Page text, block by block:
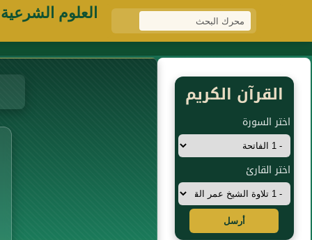
العلوم الشرعية
القرآن الكريم
اختر السورة
اختر القارئ
أرسل